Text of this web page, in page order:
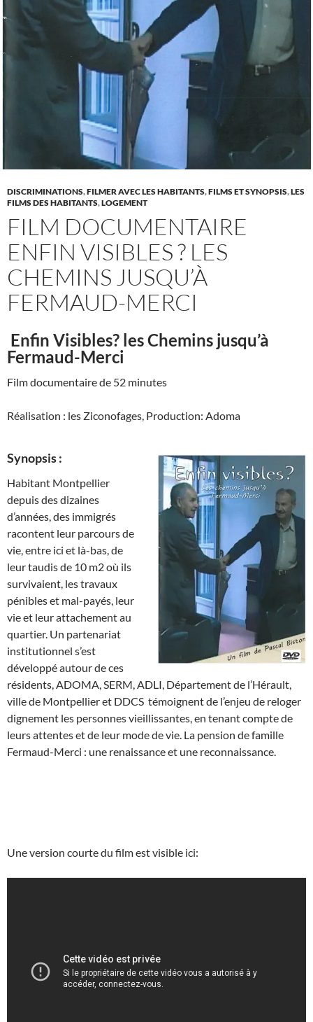
DISCRIMINATIONS,FILMER AVEC LES HABITANTS,FILMS ET SYNOPSIS,LES
FILMS DES HABITANTS,LOGEMENT
FILM DOCUMENTAIRE
ENFIN VISIBLES ? LES
CHEMINS JUSQU’À
FERMAUD-MERCI
Enfin Visibles? les Chemins jusqu’à
Fermaud-Merci
Film documentaire de 52 minutes
Réalisation : les Ziconofages, Production: Adoma
Synopsis :
Habitant Montpellier
depuis des dizaines
d’années, des immigrés
racontent leur parcours de
vie, entre ici et là-bas, de
leur taudis de 10 m2 où ils
survivaient, les travaux
pénibles et mal-payés, leur
vie et leur attachement au
quartier. Un partenariat
institutionnel s’est
développé autour de ces
résidents, ADOMA, SERM, ADLI, Département de l’Hérault,
ville de Montpellier et DDCS témoignent de l’enjeu de reloger
dignement les personnes vieillissantes, en tenant compte de
leurs attentes et de leur mode de vie. La pension de famille
Fermaud-Merci : une renaissance et une reconnaissance.
Une version courte du film est visible ici: